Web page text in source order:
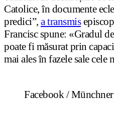
Catolice, în documente
predici”, a transmis
Francisc spune: «Gradul
poate fi măsurat prin
mai ales în fazele sale cele
Facebook /